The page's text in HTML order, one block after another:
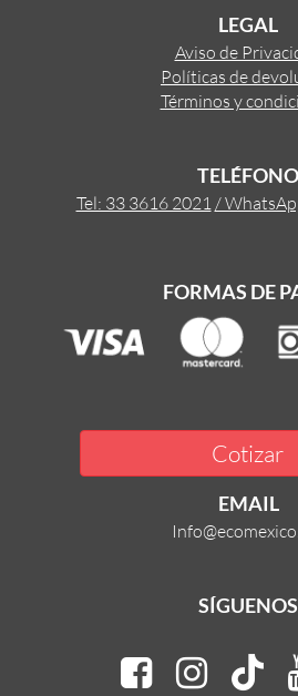
LEGAL
Aviso de
Políticas de
Términos y
TELÉFONO
Tel: 33 3616 2021 /
FORMAS DE
Cotizar
EMAIL
SÍGUENOS